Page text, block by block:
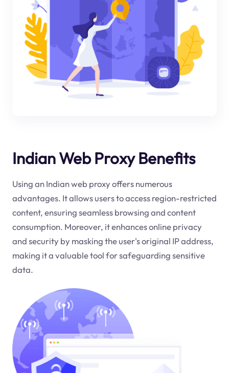
Indian Web Proxy Benefits
Using an Indian web proxy offers numerous
advantages. It allows users to access region-restricted
content, ensuring seamless browsing and content
consumption. Moreover, it enhances online privacy
and security by masking the user's original IP address,
making it a valuable tool for safeguarding sensitive
data.